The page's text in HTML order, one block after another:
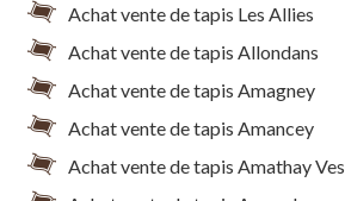
Achat vente de tapis Les Allies
Achat vente de tapis Allondans
Achat vente de tapis Amagney
Achat vente de tapis Amancey
Achat vente de tapis Amathay